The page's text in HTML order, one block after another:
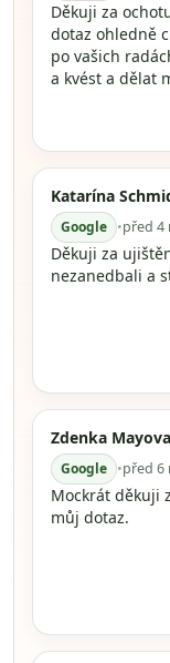
Děkuji za
dotaz ohledně
po vašich
a kvést a dělat
Katarína
Google •před 4
Děkuji za
nezanedbali a
Zdenka Mayova
Google •před 6
Mockrát děkuji
můj dotaz.